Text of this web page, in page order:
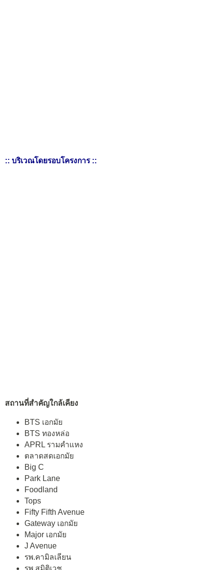
:: บริเวณโดยรอบโครงการ ::
สถานที่สำคัญใกล้เคียง
BTS เอกมัย
BTS ทองหล่อ
APRL รามคำแหง
ตลาดสดเอกมัย
Big C
Park Lane
Foodland
Tops
Fifty Fifth Avenue
Gateway เอกมัย
Major เอกมัย
J Avenue
รพ.คามิลเลียน